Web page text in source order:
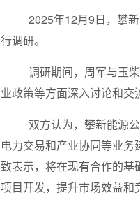
2025年12月9日，攀
行调研。
调研期间，周军与玉
业政策等方面深入讨论和交
双方认为，攀新能源
电力交易和产业协同等业
致表示，将在现有合作的
项目开发，提升市场效益和